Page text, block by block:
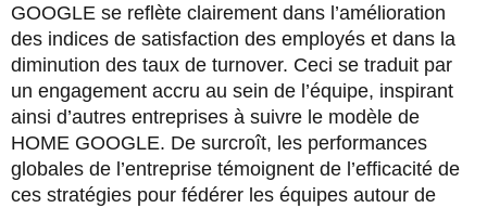
GOOGLE se reflète clairement dans l’amélioration
des indices de satisfaction des employés et dans la
diminution des taux de turnover. Ceci se traduit par
un engagement accru au sein de l’équipe, inspirant
ainsi d’autres entreprises à suivre le modèle de
HOME GOOGLE. De surcroît, les performances
globales de l’entreprise témoignent de l’efficacité de
ces stratégies pour fédérer les équipes autour de